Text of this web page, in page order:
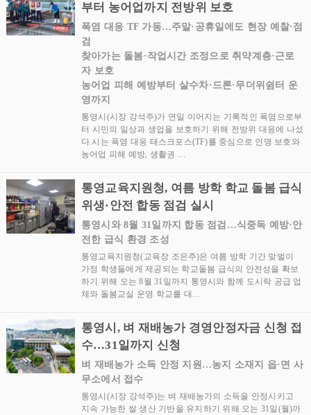
부터 농어업까지 전방위 보호
폭염 대응 TF 가동…주말·공휴일에도 현장 예찰·점
검
찾아가는 돌봄·작업시간 조정으로 취약계층·근로
자 보호
농어업 피해 예방부터 살수차·드론·무더위쉼터 운
영까지
통영시(시장 강석주)가 연일 이어지는 기록적인 폭염으로부
터 시민의 일상과 생업을 보호하기 위해 전방위 대응에 나섰
다.시는 폭염 대응 태스크포스(TF)를 중심으로 인명 보호와
농어업 피해 예방, 생활권 …
통영교육지원청, 여름 방학 학교 돌봄 급식
위생·안전 합동 점검 실시
통영시와 8월 31일까지 합동 점검…식중독 예방·안
전한 급식 환경 조성
통영교육지원청(교육장 조은주)은 여름 방학 기간 맞벌이
가정 학생들에게 제공되는 학교돌봄 급식의 안전성을 확보
하기 위해 오는 8월 31일까지 통영시와 함께 도시락 공급 업
체와 돌봄교실 운영 학교를 대…
통영시, 벼 재배농가 경영안정자금 신청 접
수…31일까지 신청
벼 재배농가 소득 안정 지원…농지 소재지 읍·면 사
무소에서 접수
통영시(시장 강석주)는 벼 재배농가의 소득을 안정시키고
지속 가능한 쌀 생산 기반을 유지하기 위해 오는 31일(월)까